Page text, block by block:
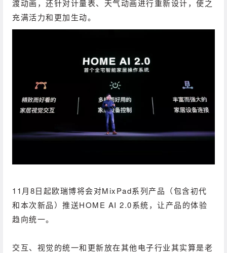
渡动画，还针对计量表、天气动画进行重新设计，使之
充满活力和更加生动。
11月8日起欧瑞博将会对MixPad系列产品（包含初代
和本次新品）推送HOME AI 2.0系统，让产品的体验
趋向统一。
交互、视觉的统一和更新放在其他电子行业其实算是老